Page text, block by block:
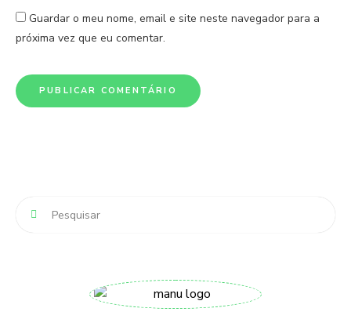
Guardar o meu nome, email e site neste navegador para a
próxima vez que eu comentar.